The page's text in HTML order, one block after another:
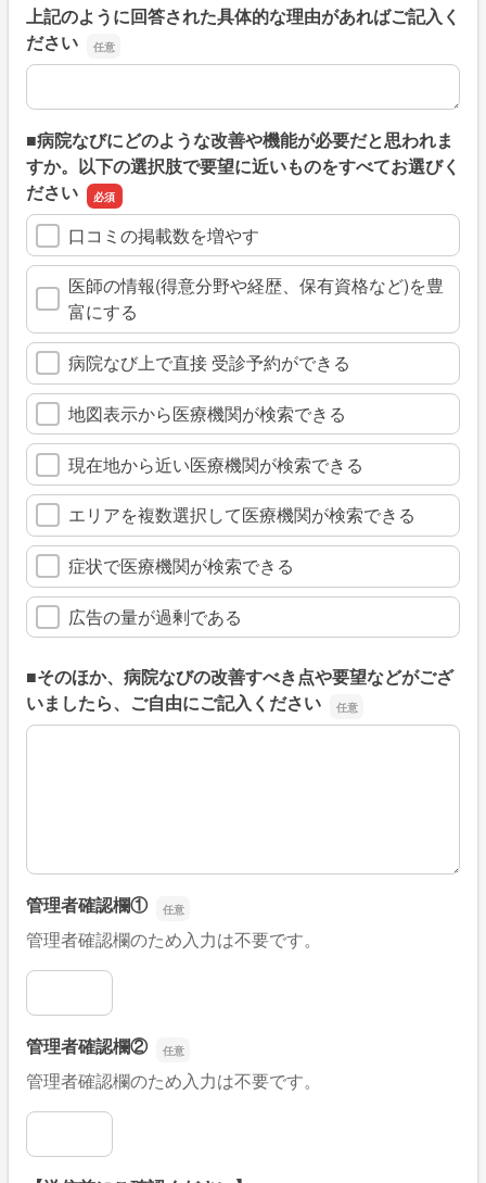
上記のように回答された具体的な理由があればご記入く
ださい
上記のように回答された具体的な理由があればご記入くだ
■病院なびにどのような改善や機能が必要だと思われま
すか。以下の選択肢で要望に近いものをすべてお選びく
ださい
口コミの掲載数を増やす
医師の情報(得意分野や経歴、保有資格など)を豊
富にする
病院なび上で直接 受診予約ができる
地図表示から医療機関が検索できる
現在地から近い医療機関が検索できる
エリアを複数選択して医療機関が検索できる
症状で医療機関が検索できる
広告の量が過剰である
■そのほか、病院なびの改善すべき点や要望などがござ
いましたら、ご自由にご記入ください
■そのほか、病院なびの改善すべき点や要望などがござい
管理者確認欄①
管理者確認欄のため入力は不要です。
管理者確認欄①
管理者確認欄②
管理者確認欄のため入力は不要です。
管理者確認欄②